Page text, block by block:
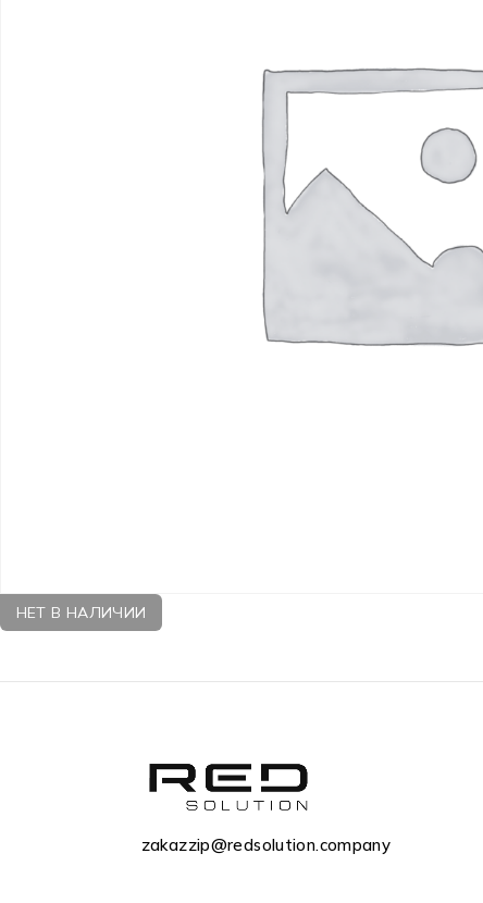
НЕТ В НАЛИЧИИ
zakazzip@redsolution.company